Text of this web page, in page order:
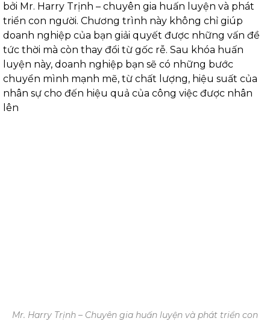
bởi Mr. Harry Trịnh – chuyên gia huấn luyện và phát
triển con người. Chương trình này không chỉ giúp
doanh nghiệp của bạn giải quyết được những vấn đề
tức thời mà còn thay đổi từ gốc rễ. Sau khóa huấn
luyện này, doanh nghiệp bạn sẽ có những bước
chuyển mình mạnh mẽ, từ chất lượng, hiệu suất của
nhân sự cho đến hiệu quả của công việc được nhân
lên
Mr. Harry Trịnh – Chuyên gia huấn luyện và phát triển con